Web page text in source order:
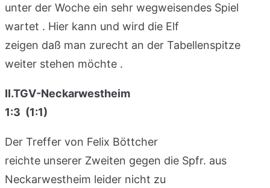
unter der Woche ein sehr wegweisendes Spiel
wartet . Hier kann und wird die Elf
zeigen daß man zurecht an der Tabellenspitze
weiter stehen möchte .
II.TGV-Neckarwestheim
1:3 (1:1)
Der Treffer von Felix Böttcher
reichte unserer Zweiten gegen die Spfr. aus
Neckarwestheim leider nicht zu